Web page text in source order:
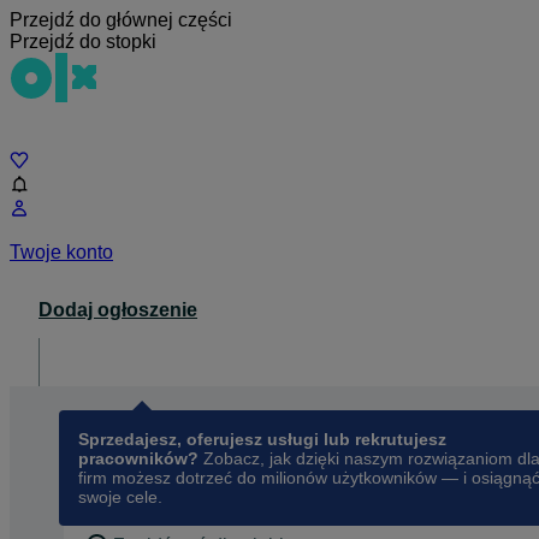
Przejdź do głównej części
Przejdź do stopki
Twoje konto
Dodaj ogłoszenie
Sprzedajesz, oferujesz usługi lub rekrutujesz
pracowników? Zobacz, jak dzięki naszym rozwiązaniom dla
firm możesz dotrzeć do milionów użytkowników — i osiągnąć
swoje cele.